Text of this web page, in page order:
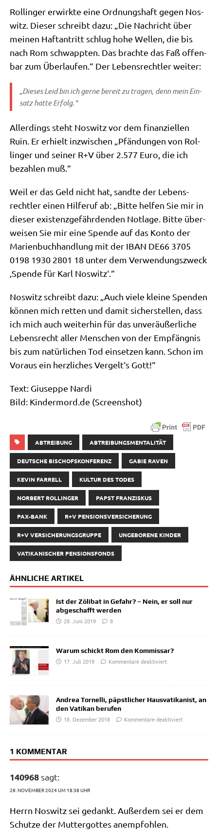
Rol­lin­ger erwirk­te eine Ord­nungs­haft gegen Nos­
witz. Die­ser schreibt dazu: „Die Nach­richt über
mei­nen Haft­an­tritt schlug hohe Wel­len, die bis
nach Rom schwapp­ten. Das brach­te das Faß offen­
bar zum Über­lau­fen.“ Der Lebens­recht­ler weiter:
„Die­ses Leid bin ich ger­ne bereit zu tra­gen, denn mein Ein­
satz hat­te Erfolg.“
Aller­dings steht Nos­witz vor dem finan­zi­el­len
Ruin. Er erhielt inzwi­schen „Pfän­dun­gen von Rol­
lin­ger und sei­ner R+V über 2.577 Euro, die ich
bezah­len muß.“
Weil er das Geld nicht hat, sand­te der Lebens­
recht­ler einen Hil­fe­ruf ab: „Bit­te hel­fen Sie mir in
die­ser exi­stenz­ge­fähr­den­den Not­la­ge. Bit­te über­
wei­sen Sie mir eine Spen­de auf das Kon­to der
Mari­en­buch­hand­lung mit der IBAN DE66 3705
0198 1930 2801 18 unter dem Ver­wen­dungs­zweck
‚Spen­de für Karl Noswitz‘.“
Nos­witz schreibt dazu: „Auch vie­le klei­ne Spen­den
kön­nen mich ret­ten und damit sicher­stel­len, dass
ich mich auch wei­ter­hin für das unver­äu­ßer­li­che
Lebens­recht aller Men­schen von der Emp­fäng­nis
bis zum natür­li­chen Tod ein­set­zen kann. Schon im
Vor­aus ein herz­li­ches Vergelt‘s Gott!“
Text: Giu­sep­pe Nar­di
Bild: Kin​der​mord​.de (Screen­shot)
ABTREIBUNG ABTREIBUNGSMENTALITÄT
DEUTSCHE BISCHOFSKONFERENZ GABIE RAVEN
KEVIN FARRELL KULTUR DES TODES
NORBERT ROLLINGER PAPST FRANZISKUS
PAX-BANK R+V PENSIONSVERSICHERUNG
R+V VERSICHERUNGSGRUPPE UNGEBORENE KINDER
VATIKANISCHER PENSIONSFONDS
ÄHNLICHE ARTIKEL
Ist der Zölibat in Gefahr? – Nein, er soll nur
abgeschafft werden
28. Juni 2019
8
Warum schickt Rom den Kommissar?
17. Juli 2019
Kommentare deaktiviert
Andrea Tornelli, päpstlicher Hausvatikanist, an
den Vatikan berufen
18. Dezember 2018
Kommentare deaktiviert
1 KOMMENTAR
140968 sagt:
28. NOVEMBER 2024 UM 18:38 UHR
Herrn Nos­witz sei gedankt. Außer­dem sei er dem
Schut­ze der Mut­ter­got­tes anempfohlen.